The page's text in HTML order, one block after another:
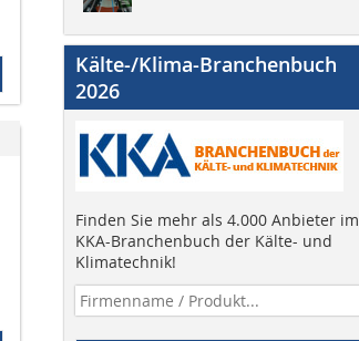
Kälte-/Klima-Branchenbuch
2026
Finden Sie mehr als 4.000 Anbieter im
KKA-Branchenbuch der Kälte- und
Klimatechnik!